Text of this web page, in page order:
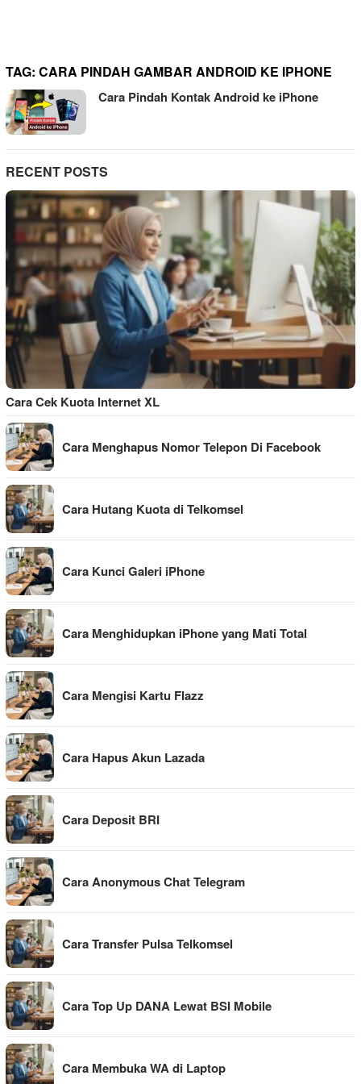
TAG: CARA PINDAH GAMBAR ANDROID KE IPHONE
Cara Pindah Kontak Android ke iPhone
RECENT POSTS
Cara Cek Kuota Internet XL
Cara Menghapus Nomor Telepon Di Facebook
Cara Hutang Kuota di Telkomsel
Cara Kunci Galeri iPhone
Cara Menghidupkan iPhone yang Mati Total
Cara Mengisi Kartu Flazz
Cara Hapus Akun Lazada
Cara Deposit BRI
Cara Anonymous Chat Telegram
Cara Transfer Pulsa Telkomsel
Cara Top Up DANA Lewat BSI Mobile
Cara Membuka WA di Laptop